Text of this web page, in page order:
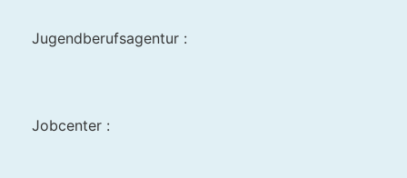
Jugendberufsagentur :
Jobcenter :